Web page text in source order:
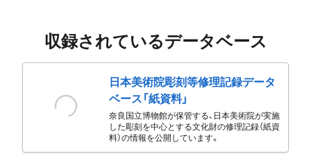
収録されているデータベース
日本美術院彫刻等修理記録データ
ベース「紙資料」
奈良国立博物館が保管する、日本美術院が実施
した彫刻を中心とする文化財の修理記録（紙資
料）の情報を公開しています。